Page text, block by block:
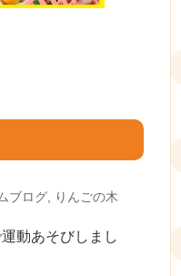
ブログ, りんごの木
動あそびしまし